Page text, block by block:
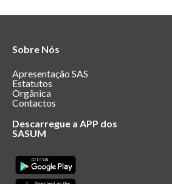
Sobre Nós
Apresentação SAS
Estatutos
Orgânica
Contactos
Descarregue a APP dos
SASUM